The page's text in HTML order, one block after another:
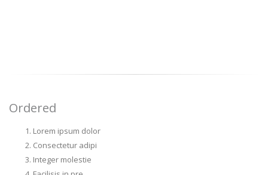
Ordered
Lorem ipsum dolor
Consectetur adipi
Integer molestie